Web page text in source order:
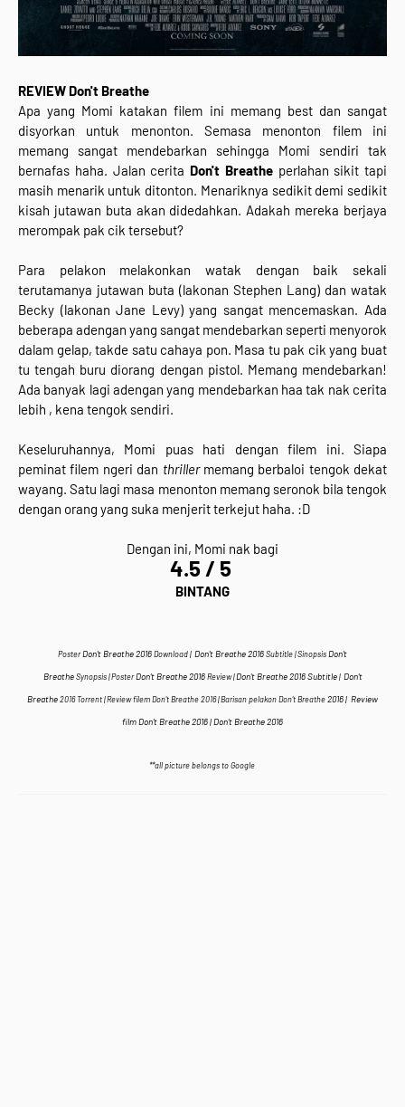
REVIEW Don't Breathe
Apa yang Momi katakan filem ini memang best dan sangat
disyorkan untuk menonton. Semasa menonton filem ini
memang sangat mendebarkan sehingga Momi sendiri tak
bernafas haha. Jalan cerita Don't Breatheperlahan sikit tapi
masih menarik untuk ditonton. Menariknya sedikit demi sedikit
kisah jutawan buta akan didedahkan. Adakah mereka berjaya
merompak pak cik tersebut?
Para pelakon melakonkan watak dengan baik sekali
terutamanya jutawan buta (lakonan Stephen Lang) dan watak
Becky (lakonan Jane Levy) yang sangat mencemaskan. Ada
beberapa adengan yang sangat mendebarkan seperti menyorok
dalam gelap, takde satu cahaya pon. Masa tu pak cik yang buat
tu tengah buru diorang dengan pistol. Memang mendebarkan!
Ada banyak lagi adengan yang mendebarkan haa tak nak cerita
lebih , kena tengok sendiri.
Keseluruhannya, Momi puas hati dengan filem ini. Siapa
peminat filem ngeri dan thrillermemang berbaloi tengok dekat
wayang. Satu lagi masa menonton memang seronok bila tengok
dengan orang yang suka menjerit terkejut haha. :D
Dengan ini, Momi nak bagi
4.5 / 5
BINTANG
PosterDon't Breathe 2016Download | Don't Breathe 2016Subtitle | SinopsisDon't
BreatheSynopsis |PosterDon't Breathe2016 Review |Don't Breathe 2016 Subtitle| Don't
Breathe 2016Torrent | Review filemDon't Breathe 2016| Barisan pelakon Don't Breathe 2016| Review
filmDon't Breathe 2016 |Don't Breathe 2016
**all picture belongs to Google